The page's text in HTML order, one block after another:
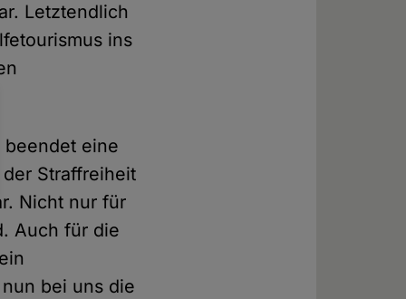
Letztendlich
ins
beendet eine
Straffreiheit
Nicht nur für
Auch für die
bei uns die